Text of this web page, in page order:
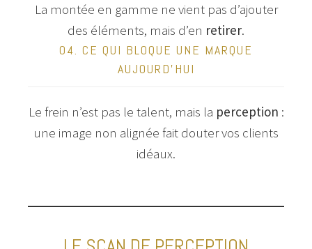
La montée en gamme ne vient pas d’ajouter
des éléments, mais d’en retirer.
04. CE QUI BLOQUE UNE MARQUE
AUJOURD’HUI
Le frein n’est pas le talent, mais la perception :
une image non alignée fait douter vos clients
idéaux.
différents supports le visuel de
notre exposition temporaire
« Beaux rivages ». Elle a très vite
cerné notre demande en offrant
recherchions. Le visuel a été
rapidement trouvé et le succès a
été au rendez-vous, en grande
Merci.